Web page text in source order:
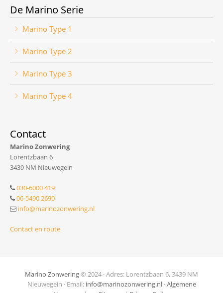
De Marino Serie
Marino Type 1
Marino Type 2
Marino Type 3
Marino Type 4
Contact
Marino Zonwering
Lorentzbaan 6
3439 NM Nieuwegein
030-6000 419
06-5490 2690
info@marinozonwering.nl
Contact en route
Marino Zonwering© 2024 · Adres: Lorentzbaan 6, 3439 NM
Nieuwegein · Email: info@marinozonwering.nl·Algemene